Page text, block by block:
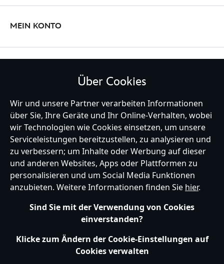
MEIN KONTO
Germany
Hilfe Nutzungsbedingungen Datenschutzerklärung
Site Map
Richtlinien für Cookies
EU Datenschutzhinweis
Impressum
Allgemeine Verkaufsbedingungen
Über Cookies
Wir und unsere Partner verarbeiten Informationen
über Sie, Ihre Geräte und Ihr Online-Verhalten, wobei
wir Technologien wie Cookies einsetzen, um unsere
Serviceleistungen bereitzustellen, zu analysieren und
zu verbessern; um Inhalte oder Werbung auf dieser
und anderen Websites, Apps oder Plattformen zu
personalisieren und um Social Media Funktionen
anzubieten. Weitere Informationen finden Sie hier.
Sind Sie mit der Verwendung von Cookies
einverstanden?
Klicke zum Ändern der Cookie-Einstellungen auf
Cookies verwalten